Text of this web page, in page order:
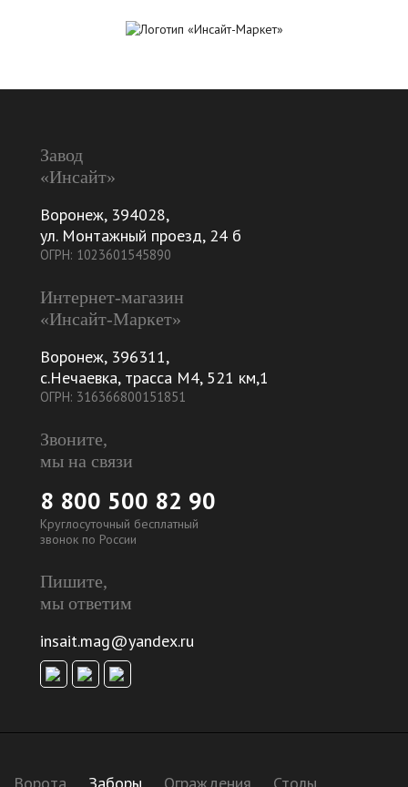
Завод
«Инсайт»
Воронеж, 394028,
ул. Монтажный проезд, 24 б
ОГРН: 1023601545890
Интернет-магазин
«Инсайт-Маркет»
Воронеж, 396311,
с.Нечаевка, трасса М4, 521 км,1
ОГРН: 316366800151851
Звоните,
мы на связи
8 800 500 82 90
Круглосуточный бесплатный
звонок по России
Пишите,
мы ответим
insait.mag@yandex.ru
Ворота Заборы Ограждения Столы